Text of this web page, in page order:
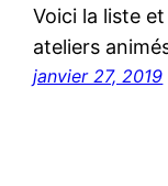
Voici la liste
ateliers
janvier 27, 2019